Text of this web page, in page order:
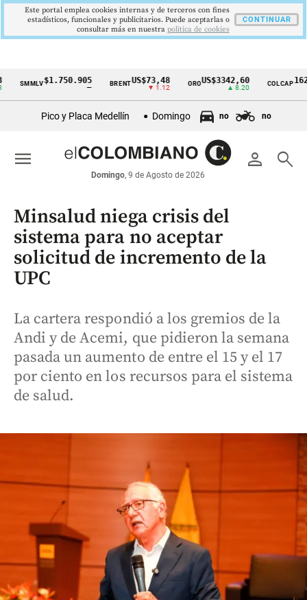
Cintillo
económicos
Colombia
$1.750.905 BRENT US$73,48
▼ 1.12
ORO US$3342,60 COLCAP
Pico y Placa Medellín Domingo no no
person search
Domingo, 9 de Agosto de 2026
menu
Minsalud niega crisis del
sistema para no aceptar
solicitud de incremento de la
UPC
La cartera respondió a los gremios de la
Andi y de Acemi, que pidieron la semana
pasada un aumento de entre el 15 y el 17
por ciento en los recursos para el sistema
de salud.
Este portal emplea cookies internas y de terceros con fines
estadísticos, funcionales y publicitarios. Puede aceptarlas o
consultar más en nuestra politica de cookies
CONTINUAR